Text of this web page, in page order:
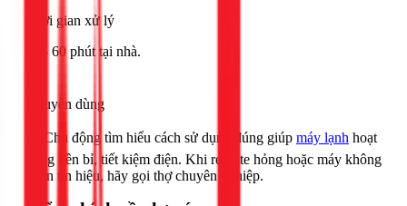
Thời gian xử lý
30 - 60 phút tại nhà.
Khuyên dùng
🟢 Chủ động tìm hiểu cách sử dụng đúng giúp máy lạnh hoạt
động bền bỉ, tiết kiệm điện. Khi remote hỏng hoặc máy không
nhận tín hiệu, hãy gọi thợ chuyên nghiệp.